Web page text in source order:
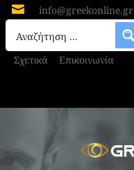
 info@greekonline.gr
Σχετικά Επικοινωνία